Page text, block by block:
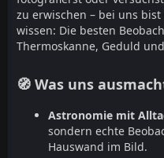
zu erwischen – bei uns
wissen: Die besten
Thermoskanne, Geduld
🧭 Was uns
Astronomie mit
sondern echte
Hauswand im Bild.